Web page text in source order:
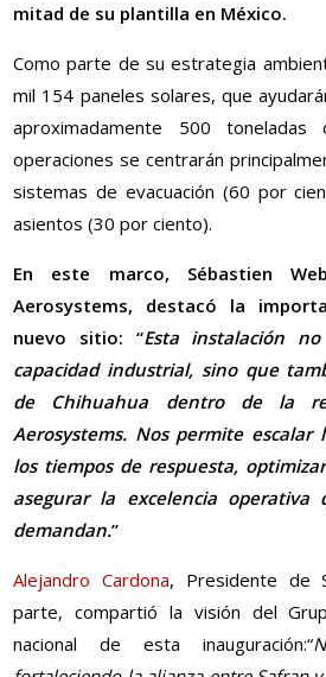
mitad de su plantilla en México.
Como parte de su estrategia
mil 154 paneles solares, que
aproximadamente 500
operaciones se centrarán
sistemas de evacuación (60 por
asientos (30 por ciento).
En este marco, Sébastien
Aerosystems, destacó la
nuevo sitio: “Esta instalación
capacidad industrial, sino que
de Chihuahua dentro de la
Aerosystems. Nos permite escalar
los tiempos de respuesta,
asegurar la excelencia operativa
demandan.”
Alejandro Cardona, Presidente de
parte, compartió la visión del
nacional de esta inauguración:“